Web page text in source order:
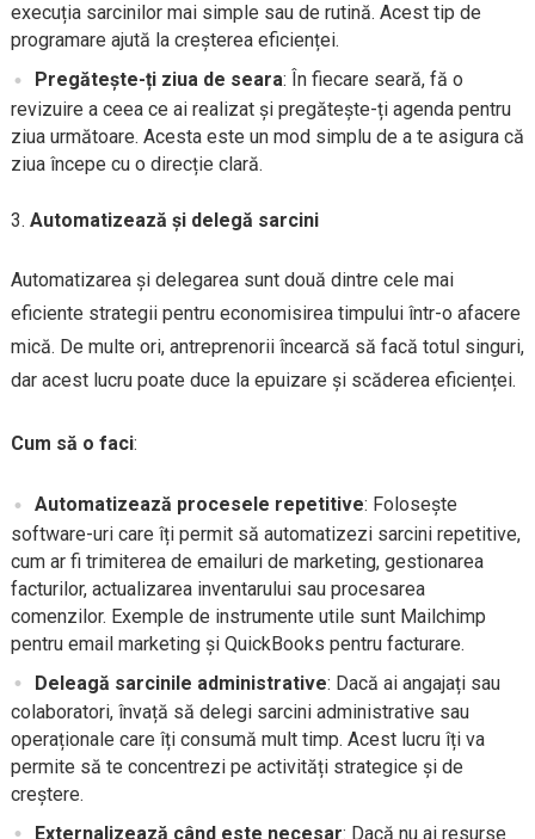
execuția sarcinilor mai simple sau de rutină. Acest tip de
programare ajută la creșterea eficienței.
Pregătește-ți ziua de seara: În fiecare seară, fă o
revizuire a ceea ce ai realizat și pregătește-ți agenda pentru
ziua următoare. Acesta este un mod simplu de a te asigura că
ziua începe cu o direcție clară.
Automatizează și delegă sarcini
Automatizarea și delegarea sunt două dintre cele mai
eficiente strategii pentru economisirea timpului într-o afacere
mică. De multe ori, antreprenorii încearcă să facă totul singuri,
dar acest lucru poate duce la epuizare și scăderea eficienței.
Cum să o faci:
Automatizează procesele repetitive: Folosește
software-uri care îți permit să automatizezi sarcini repetitive,
cum ar fi trimiterea de emailuri de marketing, gestionarea
facturilor, actualizarea inventarului sau procesarea
comenzilor. Exemple de instrumente utile sunt Mailchimp
pentru email marketing și QuickBooks pentru facturare.
Deleagă sarcinile administrative: Dacă ai angajați sau
colaboratori, învață să delegi sarcini administrative sau
operaționale care îți consumă mult timp. Acest lucru îți va
permite să te concentrezi pe activități strategice și de
creștere.
Externalizează când este necesar: Dacă nu ai resurse